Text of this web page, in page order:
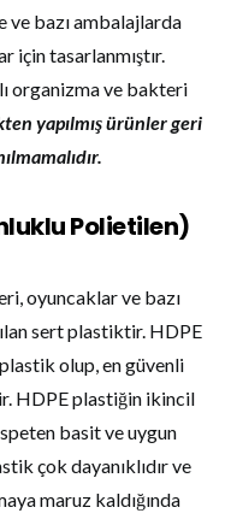
ve bazı ambalajlarda
için tasarlanmıştır.
organizma ve bakteri
yapılmış ürünler geri
Polietilen)
oyuncaklar ve bazı
sert plastiktir. HDPE
olup, en güvenli
HDPE plastiğin ikincil
basit ve uygun
çok dayanıklıdır ve
maruz kaldığında